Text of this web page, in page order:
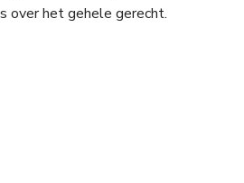
over het gehele gerecht.